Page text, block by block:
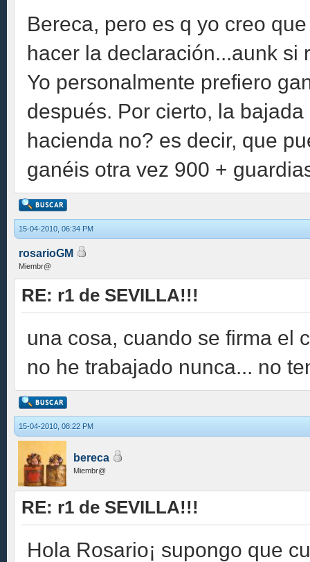
Bereca, pero es q yo creo
hacer la declaración...aunk si
Yo personalmente prefiero
después. Por cierto, la
hacienda no? es decir, que
ganéis otra vez 900 +
15-04-2010, 06:34 PM
rosarioGM
Miembr@
RE: r1 de SEVILLA!!!
una cosa, cuando se firma el
no he trabajado nunca... no
15-04-2010, 08:22 PM
bereca
Miembr@
RE: r1 de SEVILLA!!!
Hola Rosario¡ supongo que